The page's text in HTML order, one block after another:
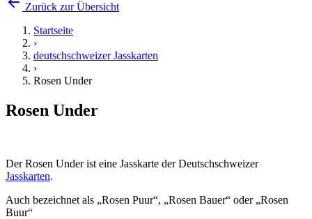
Zurück zur Übersicht
Startseite
›
deutschschweizer Jasskarten
›
Rosen Under
Rosen Under
Der Rosen Under ist eine Jasskarte der Deutschschweizer
Jasskarten.
Auch bezeichnet als „Rosen Puur“, „Rosen Bauer“ oder „Rosen
Buur“